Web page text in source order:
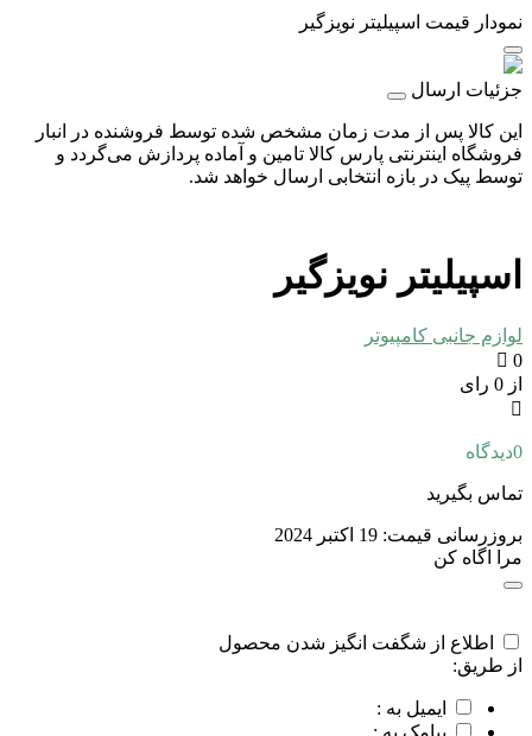
نمودار قیمت اسپیلیتر نویزگیر
جزئیات ارسال
این کالا پس از مدت زمان مشخص شده توسط فروشنده در انبار
فروشگاه اینترنتی پارس کالا تامین و آماده پردازش می‌گردد و
توسط پیک در بازه انتخابی ارسال خواهد شد.
اسپیلیتر نویزگیر
لوازم جانبی کامپیوتر
0
از 0 رای
0دیدگاه
تماس بگیرید
بروزرسانی قیمت: 19 اکتبر 2024
مرا اگاه کن
اطلاع از شگفت انگیز شدن محصول
از طریق:
ایمیل به :
پیامک به :